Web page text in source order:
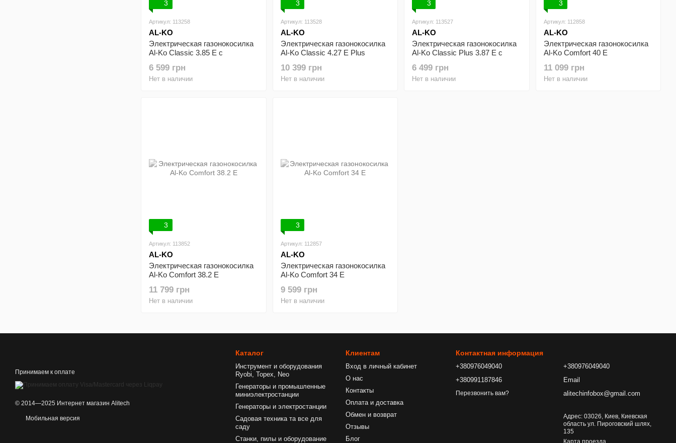
3
Артикул: 113258
AL-KO
Электрическая газонокосилка
Al-Ko Classic 3.85 E с
6 599 грн
Нет в наличии
3
Артикул: 113528
AL-KO
Электрическая газонокосилка
Al-Ko Classic 4.27 E Plus
10 399 грн
Нет в наличии
3
Артикул: 113527
AL-KO
Электрическая газонокосилка
Al-Ko Classic Plus 3.87 E с
6 499 грн
Нет в наличии
3
Артикул: 112858
AL-KO
Электрическая газонокосилка
Al-Ko Comfort 40 E
11 099 грн
Нет в наличии
3
Артикул: 113852
AL-KO
Электрическая газонокосилка
Al-Ko Comfort 38.2 E
11 799 грн
Нет в наличии
3
Артикул: 112857
AL-KO
Электрическая газонокосилка
Al-Ko Comfort 34 E
9 599 грн
Нет в наличии
Принимаем к оплате
© 2014—2025 Интернет магазин Alitech
Мобильная версия
Каталог
Инструмент и оборудования
Ryobi, Topex, Neo
Генераторы и промышленные
миниэлектростанции
Генераторы и электростанции
Садовая техника та все для
саду
Станки, пилы и оборудование
Клиентам
Вход в личный кабинет
О нас
Контакты
Оплата и доставка
Обмен и возврат
Отзывы
Блог
Контактная информация
+380976049040
+380991187846
Перезвонить вам?
+380976049040
Email
alitechinfobox@gmail.com
Адрес: 03026, Киев, Киевская
область ул. Пироговский шлях,
135
Карта проезда